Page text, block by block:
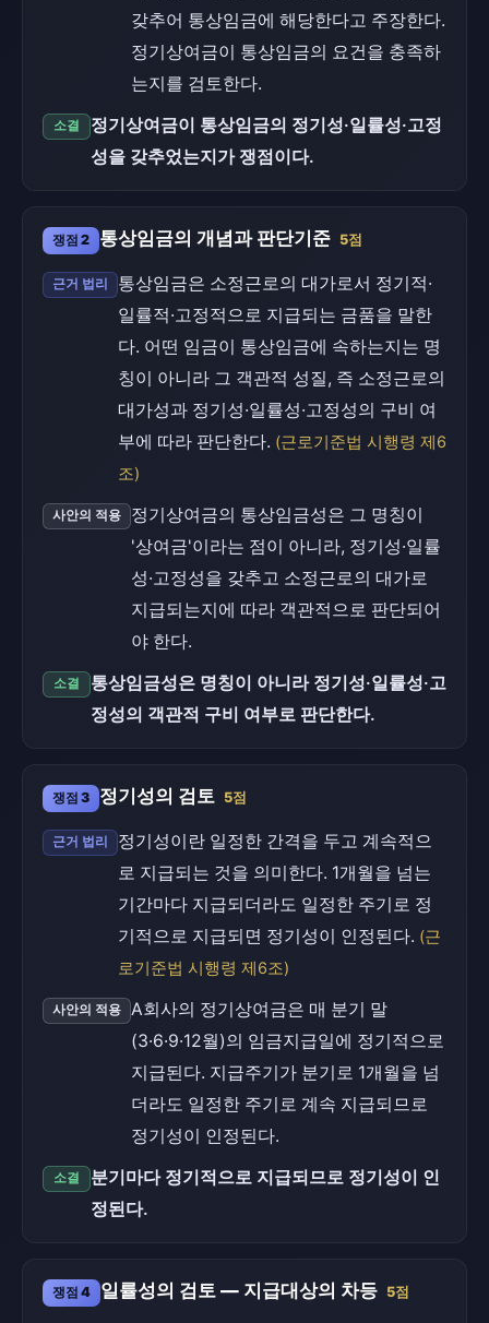
갖추어 통상임금에 해당한다고 주장한다.
정기상여금이 통상임금의 요건을 충족하
는지를 검토한다.
소결
정기상여금이 통상임금의 정기성·일률성·고정
성을 갖추었는지가 쟁점이다.
쟁점 2 통상임금의 개념과 판단기준 5점
근거 법리
통상임금은 소정근로의 대가로서 정기적·
일률적·고정적으로 지급되는 금품을 말한
다. 어떤 임금이 통상임금에 속하는지는 명
칭이 아니라 그 객관적 성질, 즉 소정근로의
대가성과 정기성·일률성·고정성의 구비 여
부에 따라 판단한다. (근로기준법 시행령 제6
조)
사안의 적용
정기상여금의 통상임금성은 그 명칭이
'상여금'이라는 점이 아니라, 정기성·일률
성·고정성을 갖추고 소정근로의 대가로
지급되는지에 따라 객관적으로 판단되어
야 한다.
소결
통상임금성은 명칭이 아니라 정기성·일률성·고
정성의 객관적 구비 여부로 판단한다.
쟁점 3 정기성의 검토 5점
근거 법리
정기성이란 일정한 간격을 두고 계속적으
로 지급되는 것을 의미한다. 1개월을 넘는
기간마다 지급되더라도 일정한 주기로 정
기적으로 지급되면 정기성이 인정된다. (근
로기준법 시행령 제6조)
사안의 적용
A회사의 정기상여금은 매 분기 말
(3·6·9·12월)의 임금지급일에 정기적으로
지급된다. 지급주기가 분기로 1개월을 넘
더라도 일정한 주기로 계속 지급되므로
정기성이 인정된다.
소결
분기마다 정기적으로 지급되므로 정기성이 인
정된다.
쟁점 4 일률성의 검토 — 지급대상의 차등 5점